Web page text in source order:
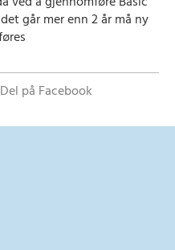
går mer enn 2 år må ny
Del på Facebook